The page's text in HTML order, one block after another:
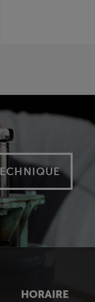
HORAIRE